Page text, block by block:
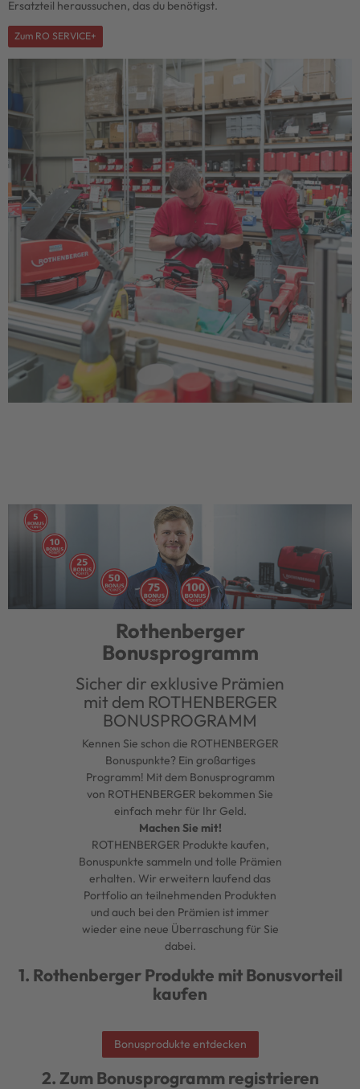
Ersatzteil heraussuchen, das du benötigst.
Zum RO SERVICE+
Rothenberger
Bonusprogramm
Sicher dir exklusive Prämien
mit dem ROTHENBERGER
BONUSPROGRAMM
Kennen Sie schon die ROTHENBERGER
Bonuspunkte? Ein großartiges
Programm! Mit dem Bonusprogramm
von ROTHENBERGER bekommen Sie
einfach mehr für Ihr Geld.
Machen Sie mit!
ROTHENBERGER Produkte kaufen,
Bonuspunkte sammeln und tolle Prämien
erhalten. Wir erweitern laufend das
Portfolio an teilnehmenden Produkten
und auch bei den Prämien ist immer
wieder eine neue Überraschung für Sie
dabei.
1. Rothenberger Produkte mit Bonusvorteil
kaufen
Bonusprodukte entdecken
2. Zum Bonusprogramm registrieren